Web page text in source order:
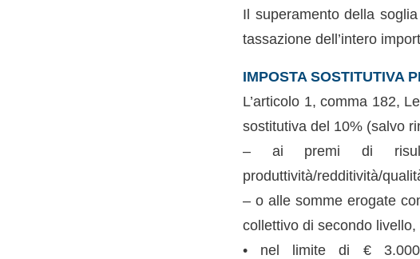
Il superamento della
tassazione dell’intero
IMPOSTA SOSTITUTIVA
L’articolo 1, comma 182,
sostitutiva del 10% (salvo
– ai premi di
produttività/redditività/
– o alle somme erogate
collettivo di secondo
• nel limite di € 3.000